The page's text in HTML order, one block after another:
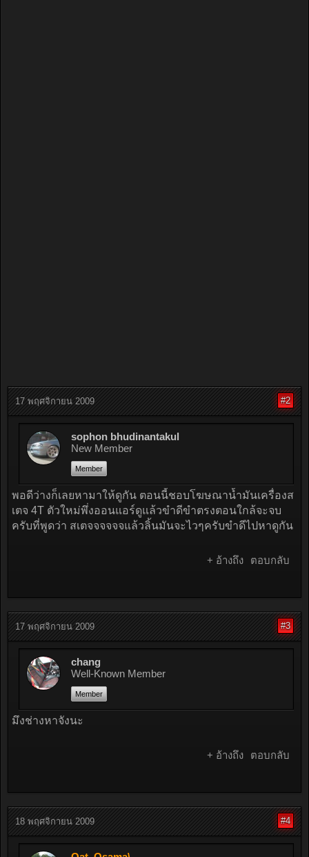
17 พฤศจิกายน 2009 #2
sophon bhudinantakul
New Member
Member
พอดีว่างก็เลยหามาให้ดูกัน ตอนนี้ชอบโฆษณาน้ำมันเครื่องส
เตจ 4T ตัวใหม่พึ่งออนแอร์ดูแล้วขำดีขำตรงตอนใกล้จะจบ
ครับที่พูดว่า สเตจจจจจจแล้วลิ้นมันจะไวๆครับขำดีไปหาดูกัน
+ อ้างถึง ตอบกลับ
17 พฤศจิกายน 2009 #3
chang
Well-Known Member
Member
มึงช่างหาจังนะ
+ อ้างถึง ตอบกลับ
18 พฤศจิกายน 2009 #4